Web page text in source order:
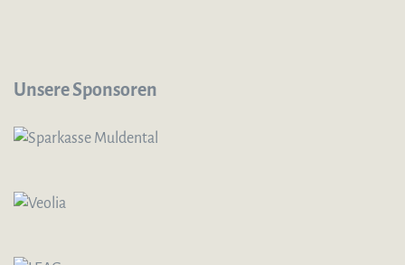
Unsere Sponsoren